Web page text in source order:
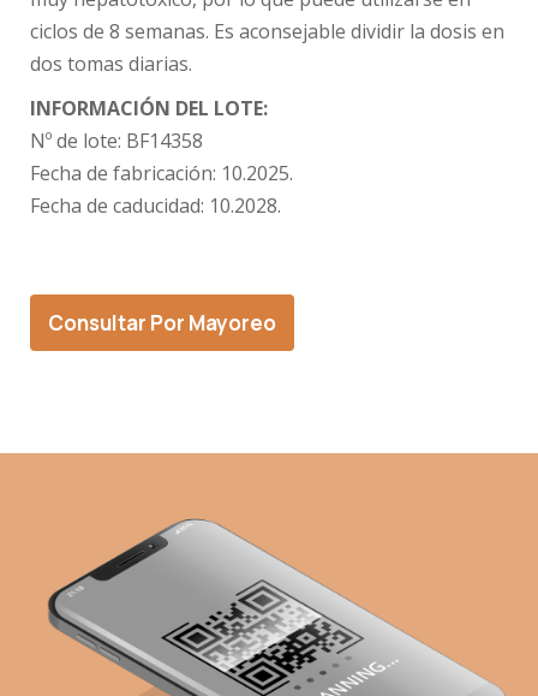
ciclos de 8 semanas. Es aconsejable dividir la dosis en
dos tomas diarias.
INFORMACIÓN DEL LOTE:
Nº de lote: BF14358
Fecha de fabricación: 10.2025.
Fecha de caducidad: 10.2028.
Consultar Por Mayoreo